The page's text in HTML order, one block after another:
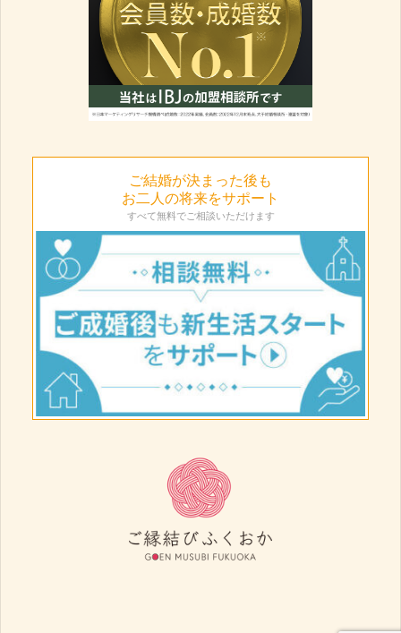
ご結婚が決まった後も
お二人の将来をサポート
すべて無料でご相談いただけます